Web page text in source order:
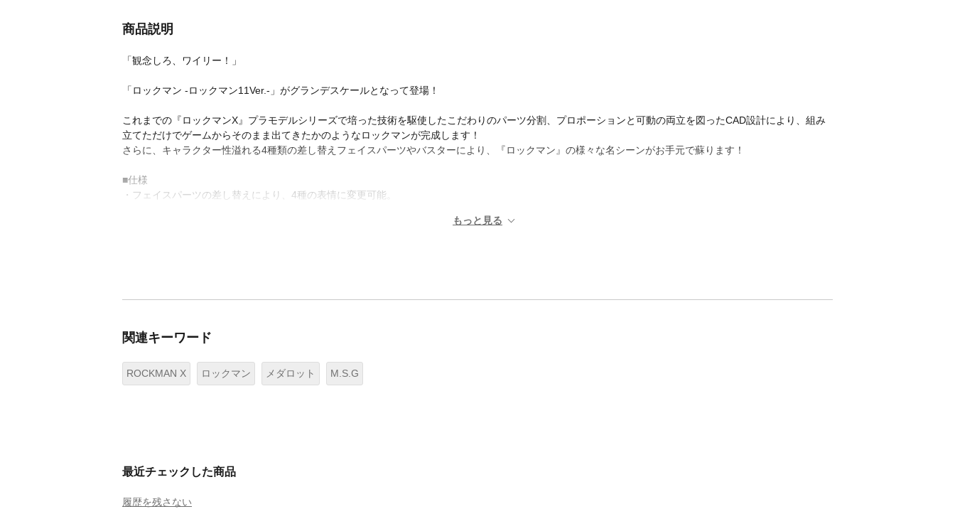
商品説明
「観念しろ、ワイリー！」
「ロックマン -ロックマン11Ver.-」がグランデスケールとなって登場！
これまでの『ロックマンX』プラモデルシリーズで培った技術を駆使したこだわりのパーツ分割、プロポーションと可動の両立を図ったCAD設計により、組み
立てただけでゲームからそのまま出てきたかのようなロックマンが完成します！
さらに、キャラクター性溢れる4種類の差し替えフェイスパーツやバスターにより、『ロックマン』の様々な名シーンがお手元で蘇ります！
■仕様
・フェイスパーツの差し替えにより、4種の表情に変更可能。
関連キーワード
ROCKMAN X ロックマン メダロット M.S.G
最近チェックした商品
履歴を残さない